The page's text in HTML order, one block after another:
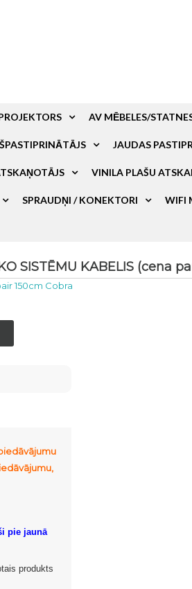
AV MĒBELES/
JAUDAS
VINILA PLAŠU
SPRAUDŅI / KONEKTORI WIFI
SISTĒMU KABELIS (cena
150cm Cobra
pie jaunā
produkts